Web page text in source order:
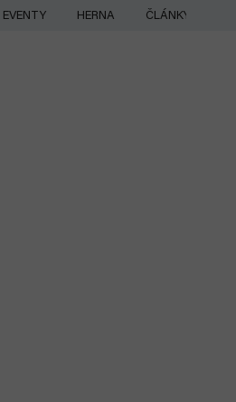
EVENTY HERNA ČLÁNKY